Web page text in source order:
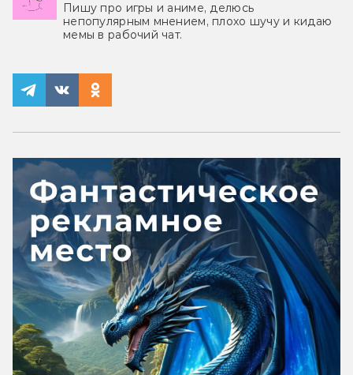
Пишу про игры и аниме, делюсь
непопулярным мнением, плохо шучу и кидаю
мемы в рабочий чат.